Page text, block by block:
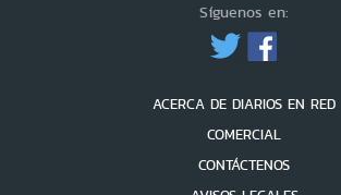
Síguenos en:
ACERCA DE DIARIOS EN RED
COMERCIAL
CONTÁCTENOS